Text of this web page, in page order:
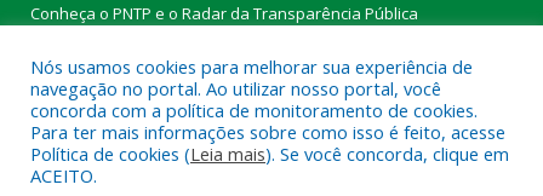
Conheça o PNTP e o Radar da Transparência Pública
Todos os direitos reservados a Prefeitura Municipal de
Medicilândia.
Nós usamos cookies para melhorar sua experiência de
navegação no portal. Ao utilizar nosso portal, você
concorda com a política de monitoramento de cookies.
Para ter mais informações sobre como isso é feito, acesse
Política de cookies (Leia mais). Se você concorda, clique em
ACEITO.